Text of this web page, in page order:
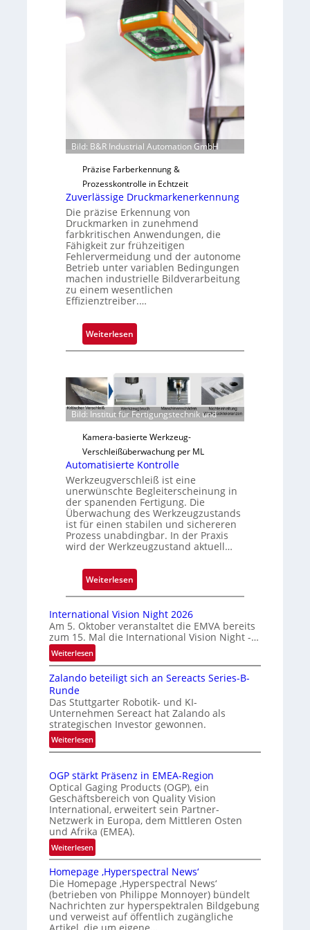
H
a
i
u
t
F
n
u
Bild: B&R Industrial Automation GmbH
Präzise Farberkennung &
Prozesskontrolle in Echtzeit
Zuverlässige Druckmarkenerkennung
Die präzise Erkennung von
Druckmarken in zunehmend
farbkritischen Anwendungen, die
Fähigkeit zur frühzeitigen
Fehlervermeidung und der autonome
Betrieb unter variablen Bedingungen
machen industrielle Bildverarbeitung
zu einem wesentlichen
Effizienztreiber.…
Weiterlesen:
Z
v
r
l
ä
s
s
i
g
e
D
r
u
k
m
r
k
n
e
r
k
e
n
n
g
Bild: Institut für Fertigungstechnik und
Kamera-basierte Werkzeug-
Verschleißüberwachung per ML
Automatisierte Kontrolle
Werkzeugverschleiß ist eine
unerwünschte Begleiterscheinung in
der spanenden Fertigung. Die
Überwachung des Werkzeugzustands
ist für einen stabilen und sichereren
Prozess unabdingbar. In der Praxis
wird der Werkzeugzustand aktuell…
Weiterlesen:
A
t
o
a
t
s
i
r
e
K
o
n
o
l
l
e
International Vision Night 2026
Am 5. Oktober veranstaltet die EMVA bereits
zum 15. Mal die International Vision Night -…
Weiterlesen:
I
n
e
r
n
a
o
n
a
l
V
i
s
i
o
n
N
Zalando beteiligt sich an Sereacts Series-B-
Runde
Das Stuttgarter Robotik- und KI-
Unternehmen Sereact hat Zalando als
strategischen Investor gewonnen.
Weiterlesen:
Z
l
a
n
d
o
b
e
t
e
i
l
i
OGP stärkt Präsenz in EMEA-Region
Optical Gaging Products (OGP), ein
Geschäftsbereich von Quality Vision
International, erweitert sein Partner-
Netzwerk in Europa, dem Mittleren Osten
und Afrika (EMEA).
Weiterlesen:
O
G
P
s
t
ä
Homepage ‚Hyperspectral News‘
Die Homepage ‚Hyperspectral News‘
(betrieben von Philippe Monnoyer) bündelt
Nachrichten zur hyperspektralen Bildgebung
und verweist auf öffentlich zugängliche